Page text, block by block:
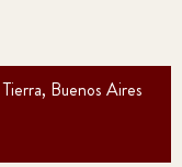
Buenos Aires